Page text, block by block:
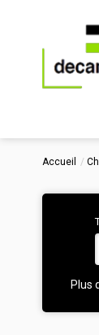
Accueil
Plus